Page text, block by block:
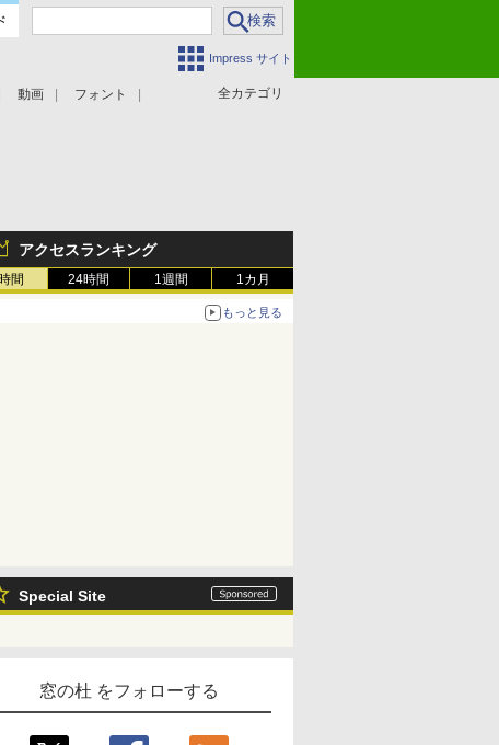
Impress サイト
全カテゴリ
動画 フォント
アクセスランキング
間 24時間 1週間 1カ月
もっと見る
Special Site
窓の杜 をフォローする